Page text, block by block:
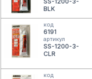
BLK
код
6191
артикул
SS-1200-3-
CLR
код